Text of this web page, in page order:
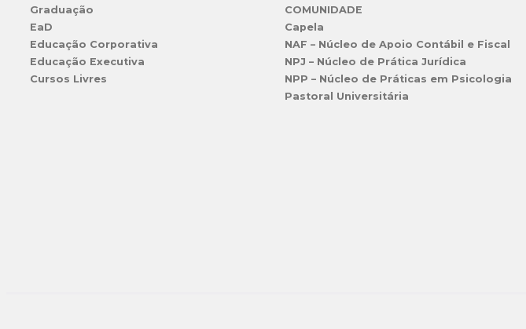
Graduação
EaD
Educação Corporativa
Educação Executiva
Cursos Livres
COMUNIDADE
Capela
NAF – Núcleo de Apoio Contábil e Fiscal
NPJ – Núcleo de Prática Jurídica
NPP – Núcleo de Práticas em Psicologia
Pastoral Universitária